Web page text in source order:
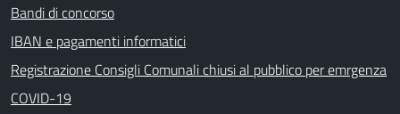
Bandi di concorso
IBAN e pagamenti informatici
Registrazione Consigli Comunali chiusi al pubblico per emrgenza
COVID-19